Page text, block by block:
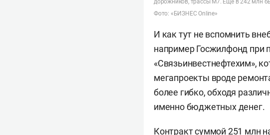
дорожников, трассы М7. Еще в 242 млн
Фото: «БИЗНЕС Online»
И как тут не вспомнить
например Госжилфонд при
«Связьинвестнефтехим»,
мегапроекты вроде
более гибко, обходя
именно бюджетных денег.
Контракт суммой 251 млн